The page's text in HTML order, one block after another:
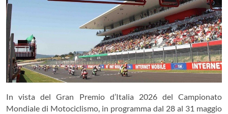
In vista del Gran Premio d’Italia 2026 del Campionato
Mondiale di Motociclismo, in programma dal 28 al 31 maggio